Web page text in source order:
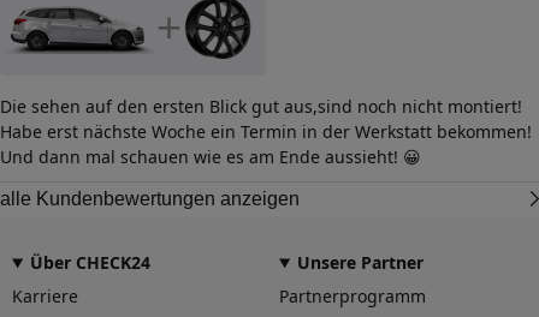
+
Die sehen auf den ersten Blick gut aus,sind noch nicht montiert!
Habe erst nächste Woche ein Termin in der Werkstatt bekommen!
Und dann mal schauen wie es am Ende aussieht! 😀
alle Kundenbewertungen anzeigen
Über CHECK24
Karriere
Unsere Partner
Partnerprogramm